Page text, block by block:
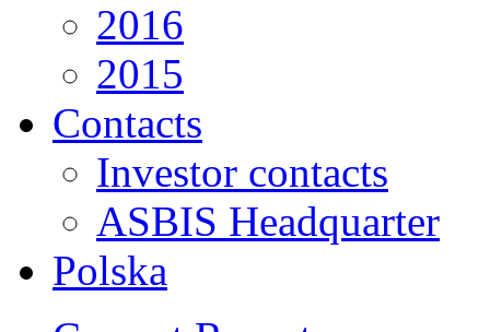
2016
2015
Contacts
Investor contacts
ASBIS Headquarter
Polska